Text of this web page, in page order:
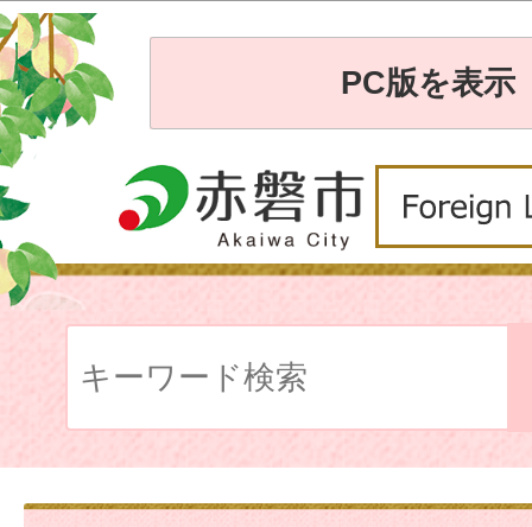
PC版を表示